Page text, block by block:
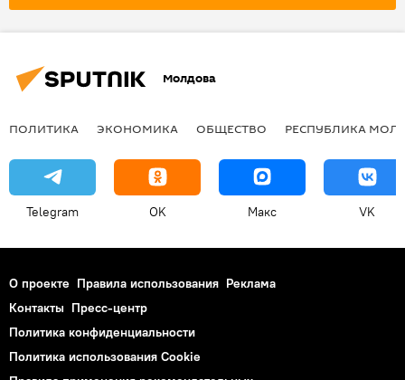
Молдова
ПОЛИТИКА ЭКОНОМИКА ОБЩЕСТВО РЕСПУБЛИКА
Telegram OK Макс VK
О проекте Правила использования Реклама
Контакты Пресс-центр
Политика конфиденциальности
Политика использования Cookie